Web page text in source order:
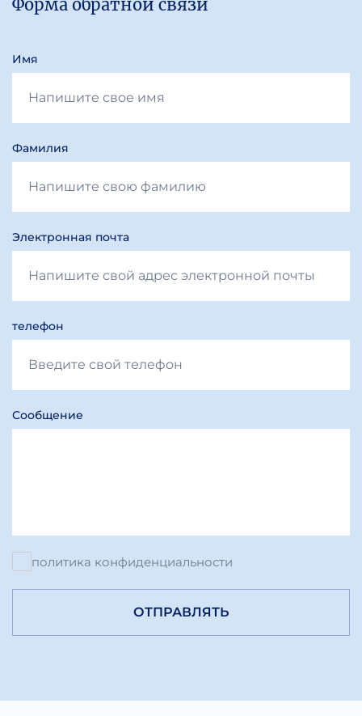
Форма обратной связи
Имя
Фамилия
Электронная почта
телефон
Сообщение
политика конфиденциальности
ОТПРАВЛЯТЬ